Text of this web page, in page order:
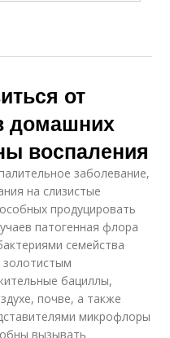
от
домашних
воспаления
заболевание,
на слизистые
продуцировать
патогенная флора
семейства
золотистым
бациллы,
почве, а также
микрофлоры
вызывать